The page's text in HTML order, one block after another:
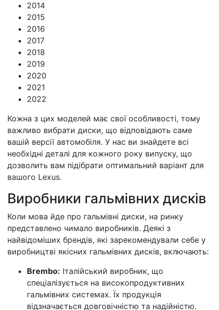
2014
2015
2016
2017
2018
2019
2020
2021
2022
Кожна з цих моделей має свої особливості, тому
важливо вибрати диски, що відповідають саме
вашій версії автомобіля. У нас ви знайдете всі
необхідні деталі для кожного року випуску, що
дозволить вам підібрати оптимальний варіант для
вашого Lexus.
Виробники гальмівних дисків
Коли мова йде про гальмівні диски, на ринку
представлено чимало виробників. Деякі з
найвідоміших брендів, які зарекомендували себе у
виробництві якісних гальмівних дисків, включають:
Brembo: Італійський виробник, що
спеціалізується на високопродуктивних
гальмівних системах. Їх продукція
відзначається довговічністю та надійністю.